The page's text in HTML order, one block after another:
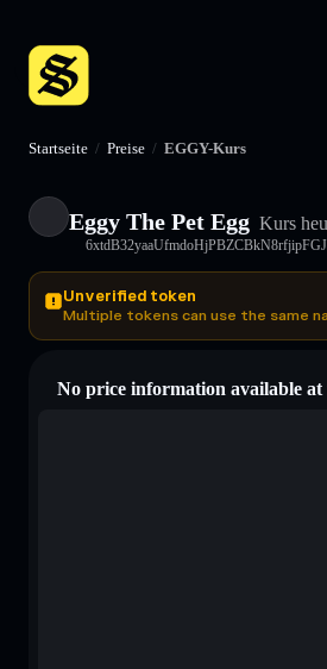
Startseite / Preise / EGGY-Kurs
Eggy The Pet Egg Kurs
Unverified token
Multiple tokens can use the same
No price information available at